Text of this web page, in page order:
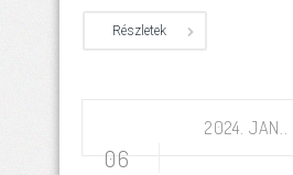
Részletek
2024. JAN..
06